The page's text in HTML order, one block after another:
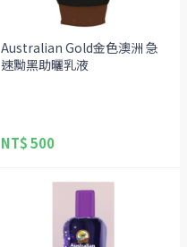
Australian Gold金色澳洲 急
速黝黑助曬乳液
NT$ 500